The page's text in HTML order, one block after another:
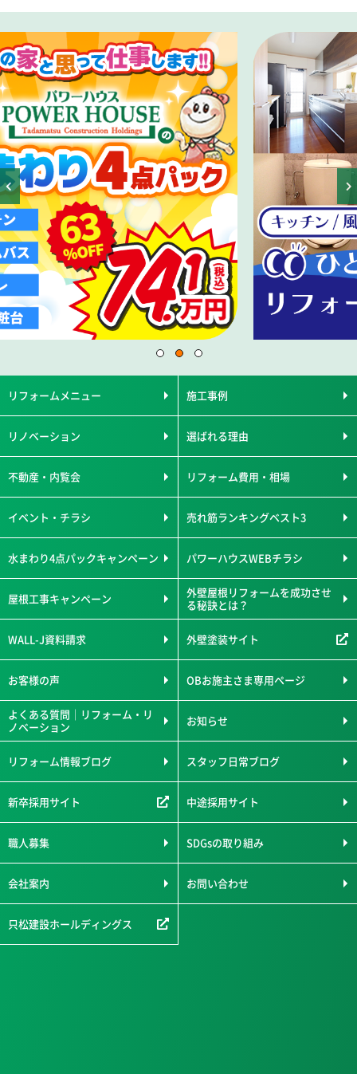
リフォームメニュー 施工事例
リノベーション 選ばれる理由
不動産・内覧会 リフォーム費用・相場
イベント・チラシ 売れ筋ランキングベスト3
水まわり4点パックキャンペーン パワーハウスWEBチラシ
屋根工事キャンペーン
外壁屋根リフォームを成功させ
る秘訣とは？
WALL-J資料請求 外壁塗装サイト
お客様の声 OBお施主さま専用ページ
よくある質問｜リフォーム・リ
ノベーション
お知らせ
リフォーム情報ブログ スタッフ日常ブログ
新卒採用サイト 中途採用サイト
職人募集 SDGsの取り組み
会社案内 お問い合わせ
只松建設ホールディングス